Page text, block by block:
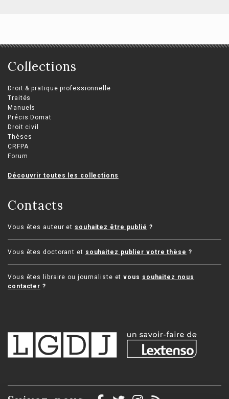
Collections
Droit & pratique professionnelle
Traités
Manuels
Précis Domat
Droit civil
Thèses
CRFPA
Forum
Découvrir toutes les collections
Contacts
Vous êtes auteur et souhaitez être publié ?
Vous êtes doctorant et souhaitez publier votre thèse ?
Vous êtes libraire ou journaliste etvous souhaitez nous
contacter ?